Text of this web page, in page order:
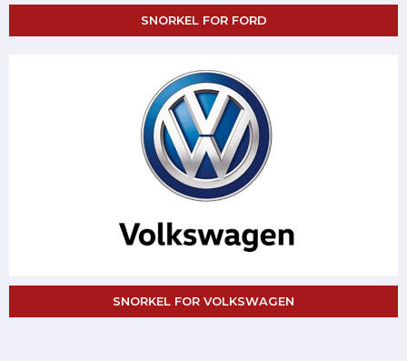
SNORKEL FOR FORD
SNORKEL FOR VOLKSWAGEN